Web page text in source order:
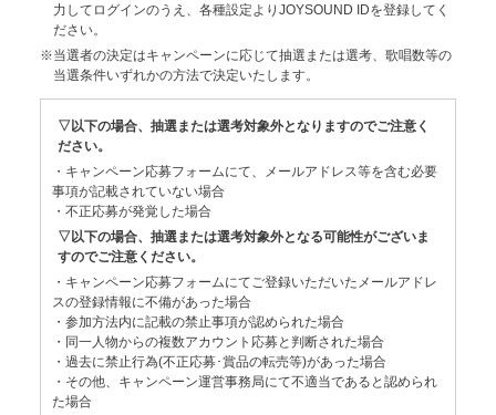
力してログインのうえ、各種設定よりJOYSOUND IDを登録してく
ださい。
※当選者の決定はキャンペーンに応じて抽選または選考、歌唱数等の
当選条件いずれかの方法で決定いたします。
▽以下の場合、抽選または選考対象外となりますのでご注意く
ださい。
・キャンペーン応募フォームにて、メールアドレス等を含む必要
事項が記載されていない場合
・不正応募が発覚した場合
▽以下の場合、抽選または選考対象外となる可能性がございま
すのでご注意ください。
・キャンペーン応募フォームにてご登録いただいたメールアドレ
スの登録情報に不備があった場合
・参加方法内に記載の禁止事項が認められた場合
・同一人物からの複数アカウント応募と判断された場合
・過去に禁止行為(不正応募･賞品の転売等)があった場合
・その他、キャンペーン運営事務局にて不適当であると認められ
た場合